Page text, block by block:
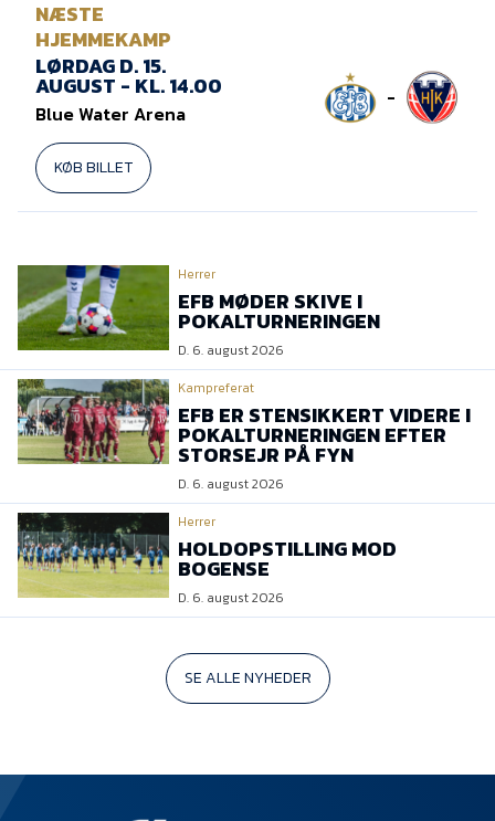
NÆSTE
HJEMMEKAMP
LØRDAG D. 15.
AUGUST - KL. 14.00
Blue Water Arena
KØB BILLET
-
Herrer
EFB MØDER SKIVE I
POKALTURNERINGEN
D. 6. august 2026
Kampreferat
EFB ER STENSIKKERT VIDERE I
POKALTURNERINGEN EFTER
STORSEJR PÅ FYN
D. 6. august 2026
Herrer
HOLDOPSTILLING MOD
BOGENSE
D. 6. august 2026
SE ALLE NYHEDER